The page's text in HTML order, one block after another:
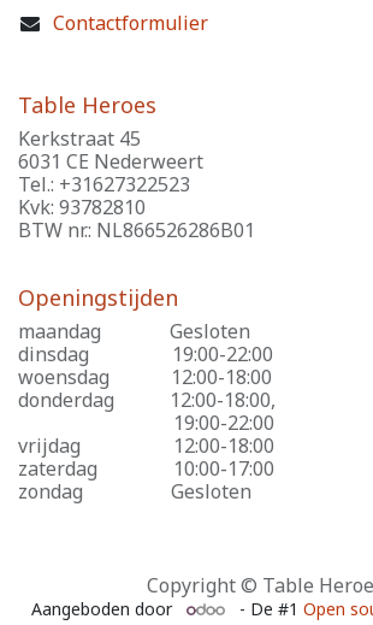
Contactformulier
Table Heroes
Kerkstraat 45
6031 CE Nederweert
Tel.: +31627322523
Kvk: 93782810
BTW nr.: NL866526286B01
Openingstijden
maandag
​Gesloten
dinsdag
​19:00-22:00
woensdag
​12:00-18:00
donderdag
​12:00-18:00,
​19:00-22:00
vrijdag
​12:00-18:00
zaterdag
​10:00-17:00
zondag
​Gesloten
Copyright © Table
Aangeboden door - De #1Open